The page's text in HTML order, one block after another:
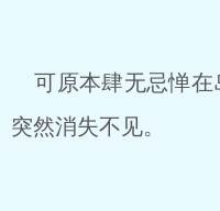
可原本肆无忌惮在
突然消失不见。